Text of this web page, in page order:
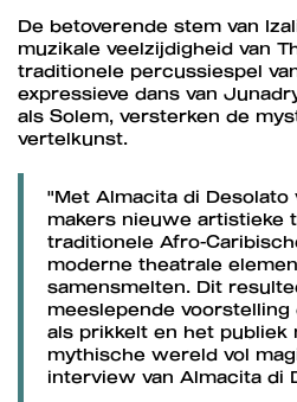
De betoverende stem van
muzikale veelzijdigheid van
traditionele percussiespel
expressieve dans van
als Solem, versterken de
vertelkunst.
"Met Almacita di Desolato
makers nieuwe artistieke
traditionele Afro-
moderne theatrale
samensmelten. Dit
meeslepende
als prikkelt en het publiek
mythische wereld vol
interview van Almacita di